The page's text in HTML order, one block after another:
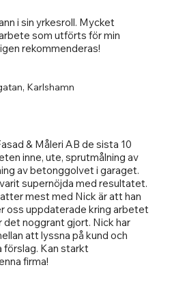
Karlshamn
i sin yrkesroll. Mycket
som utförts för min
rekommenderas!
& Måleri AB de sista 10
inne, ute, sprutmålning av
av betonggolvet i garaget.
supernöjda med resultatet.
mest med Nick är att han
oss uppdaterade kring arbetet
det noggrant gjort. Nick har
att lyssna på kund och
förslag. Kan starkt
firma!